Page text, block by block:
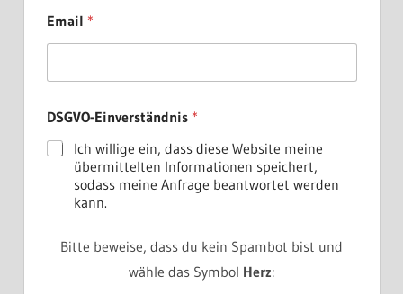
Email *
m
a
i
DSGVO-Einverständnis *
Ich willige ein, dass diese Website meine
übermittelten Informationen speichert,
sodass meine Anfrage beantwortet werden
kann.
Bitte beweise, dass du kein Spambot bist und
wähle das Symbol Herz: